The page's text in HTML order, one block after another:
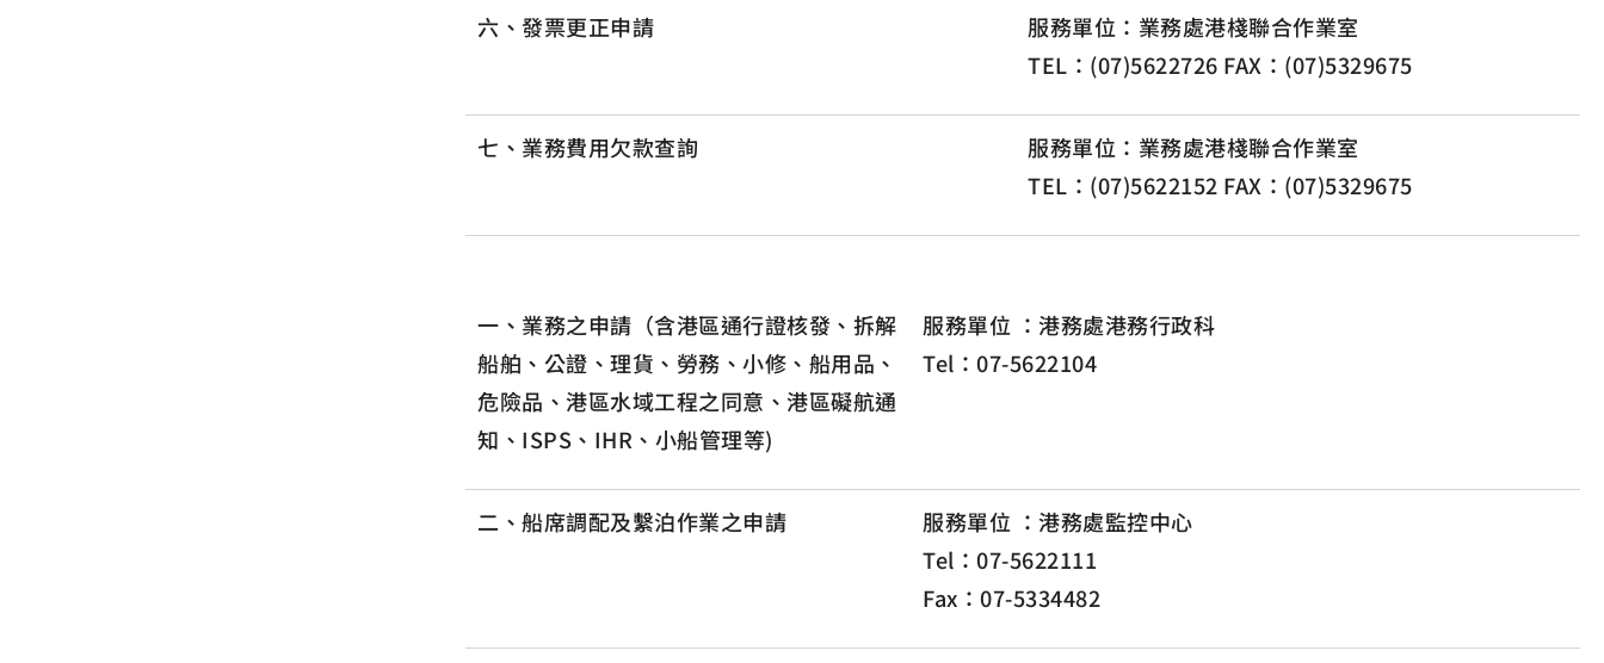
六、發票更正申請
服務單位：業務處港棧聯合作業室
TEL：(07)5622726 FAX：(07)5329675
七、業務費用欠款查詢
服務單位：業務處港棧聯合作業室
TEL：(07)5622152 FAX：(07)5329675
一、業務之申請（含港區通行證核發、拆解
船舶、公證、理貨、勞務、小修、船用品、
危險品、港區水域工程之同意、港區礙航通
知、ISPS、IHR、小船管理等)
服務單位 ：港務處港務行政科
Tel：07-5622104
二、船席調配及繫泊作業之申請
服務單位 ：港務處監控中心
Tel：07-5622111
Fax：07-5334482